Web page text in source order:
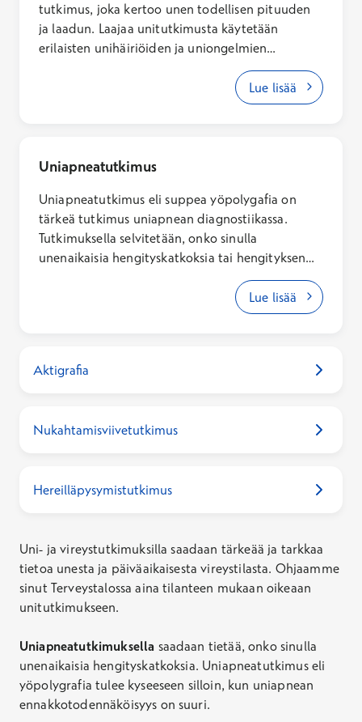
tutkimus, joka kertoo unen todellisen pituuden
ja laadun. Laajaa unitutkimusta käytetään
erilaisten unihäiriöiden ja uniongelmien
diagnosoinnissa. Tutkimusta hyödynnetään myös
silloin, kun halutaan selvittää unen palauttavaa
vaikutusta. Laajoja unitutkimuksia tehdään Fokus
tilanteesi selvittämiseksi. Mikäli sinulle on tehty
aika tutkimukseen puhelimitse
asiakaspalvelumme kautta.
Lue lisää
Uniapneatutkimus
Uniapneatutkimus eli suppea yöpolygafia on
tärkeä tutkimus uniapnean diagnostiikassa.
Tutkimuksella selvitetään, onko sinulla
unenaikaisia hengityskatkoksia tai hengityksen
vaimentumaa. Tutkimuksen perusteella voimme
suunnitella sinulle parhaan mahdollisen
hoitomuodon. Varaa aika lääkärille, joka voi
jo lähete uniapneatutkimukseen, varaa aika
Lue lisää
Aktigrafia
Nukahtamisviivetutkimus
Hereilläpysymistutkimus
Uni- ja vireystutkimuksilla saadaan tärkeää ja tarkkaa
tietoa unesta ja päiväaikaisesta vireystilasta. Ohjaamme
sinut Terveystalossa aina tilanteen mukaan oikeaan
unitutkimukseen.
Uniapneatutkimuksella saadaan tietää, onko sinulla
unenaikaisia hengityskatkoksia. Uniapneatutkimus eli
yöpolygrafia tulee kyseeseen silloin, kun uniapnean
ennakkotodennäköisyys on suuri.